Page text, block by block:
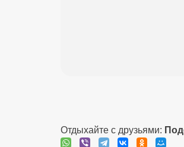
Отдыхайте с друзьями: